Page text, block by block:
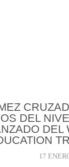
EVITAR EL
DEL
DEL
17